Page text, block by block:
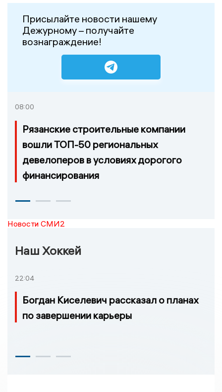
Присылайте новости нашему
Дежурному – получайте
вознаграждение!
08:00
Рязанские строительные компании
вошли ТОП-50 региональных
девелоперов в условиях дорогого
финансирования
Новости СМИ2
Наш Хоккей
22:04
Богдан Киселевич рассказал о планах
по завершении карьеры